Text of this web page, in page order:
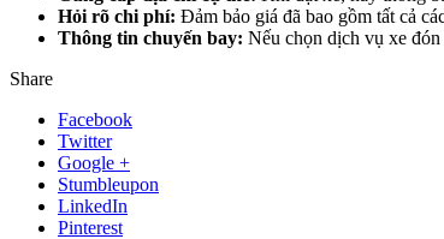
Hỏi rõ chi phí: Đảm bảo giá đã bao gồm tất cả
Thông tin chuyến bay: Nếu chọn dịch vụ xe
Share
Facebook
Twitter
Google +
Stumbleupon
LinkedIn
Pinterest